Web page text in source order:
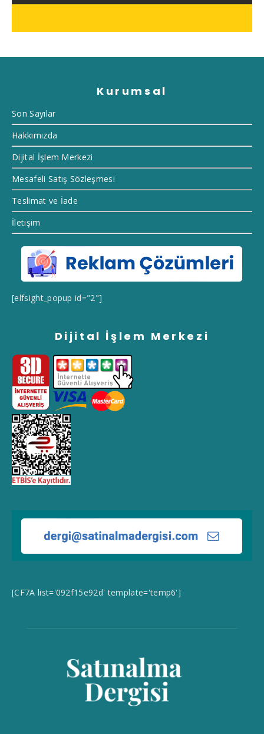
Kurumsal
Son Sayılar
Hakkımızda
Dijital İşlem Merkezi
Mesafeli Satış Sözleşmesi
Teslimat ve İade
İletişim
[elfsight_popup id="2"]
Dijital İşlem Merkezi
[CF7A list='092f15e92d' template='temp6']